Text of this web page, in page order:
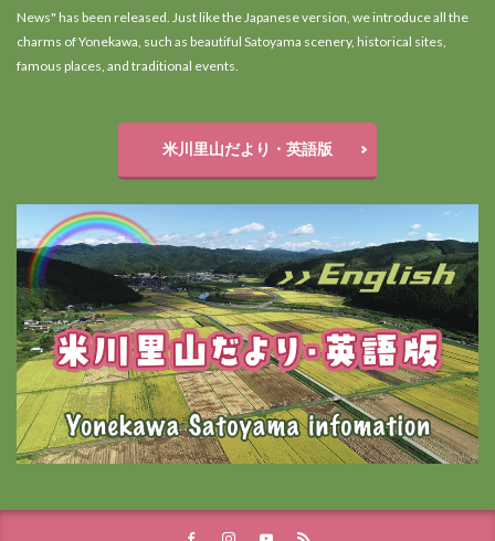
News" has been released. Just like the Japanese version, we introduce all the
charms of Yonekawa, such as beautiful Satoyama scenery, historical sites,
famous places, and traditional events.
米川里山だより・英語版